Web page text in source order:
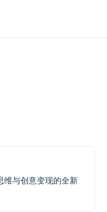
维与创意变现的全新